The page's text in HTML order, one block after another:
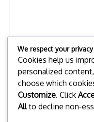
Save my name, email,
We respect your privacy
Cookies help us
personalized
choose which
Customize. Click
Allto decline non-